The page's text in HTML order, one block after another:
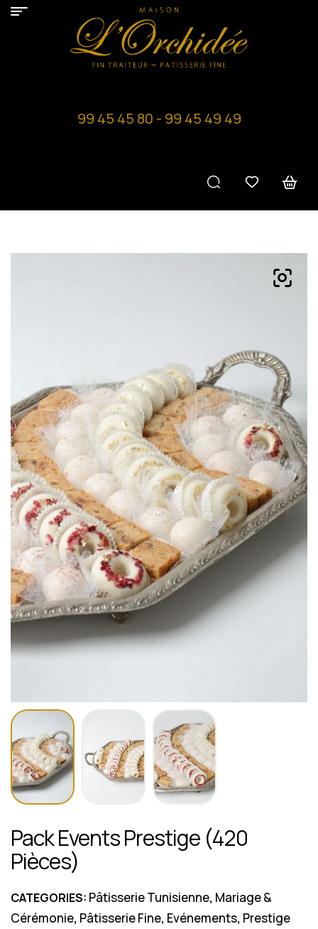
99 45 45 80 - 99 45 49 49
Pack Events Prestige (420
Pièces)
CATEGORIES: Pâtisserie Tunisienne, Mariage &
Cérémonie, Pâtisserie Fine, Evénements, Prestige